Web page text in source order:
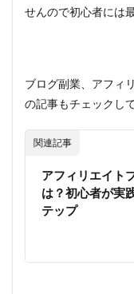
せんので初心者には
ブログ副業、アフィ
の記事もチェックし
関連記事
アフィリエイト
は？初心者が実
テップ